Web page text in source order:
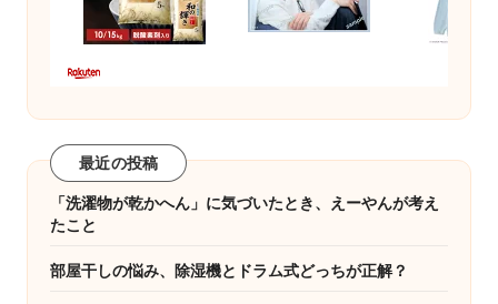
最近の投稿
「洗濯物が乾かへん」に気づいたとき、えーやんが考え
たこと
部屋干しの悩み、除湿機とドラム式どっちが正解？